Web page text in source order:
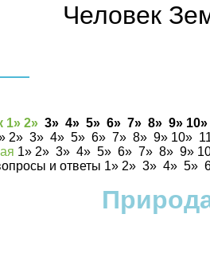
Человек
1» 2» 3» 4» 5» 6» 7» 8» 9» 10»
2» 3» 4» 5» 6» 7» 8» 9» 10»
1» 2» 3» 4» 5» 6» 7» 8» 9»
и ответы 1» 2» 3» 4» 5»